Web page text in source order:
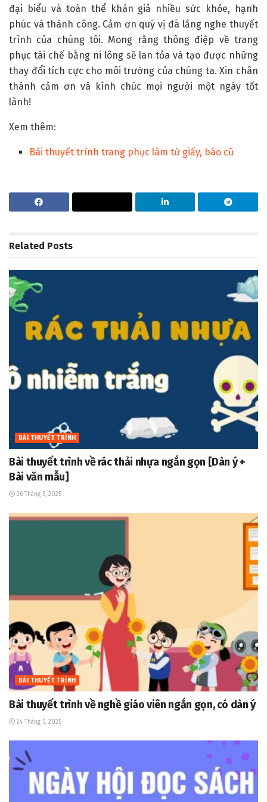
đại biểu và toàn thể khán giả nhiều sức khỏe, hạnh
phúc và thành công. Cảm ơn quý vị đã lắng nghe thuyết
trình của chúng tôi. Mong rằng thông điệp về trang
phục tái chế bằng ni lông sẽ lan tỏa và tạo được những
thay đổi tích cực cho môi trường của chúng ta. Xin chân
thành cảm ơn và kính chúc mọi người một ngày tốt
lành!
Xem thêm:
Bài thuyết trình trang phục làm từ giấy, báo cũ
Related Posts
BÀI THUYẾT TRÌNH
Bài thuyết trình về rác thải nhựa ngắn gọn [Dàn ý +
Bài văn mẫu]
26 Tháng 5, 2025
BÀI THUYẾT TRÌNH
Bài thuyết trình về nghề giáo viên ngắn gọn, có dàn ý
24 Tháng 5, 2025